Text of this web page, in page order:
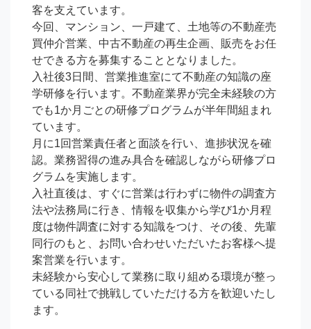
客を支えています。
今回、マンション、一戸建て、土地等の不動産売
買仲介営業、中古不動産の再生企画、販売をお任
せできる方を募集することとなりました。
入社後3日間、営業推進室にて不動産の知識の座
学研修を行います。不動産業界が完全未経験の方
でも1か月ごとの研修プログラムが半年間組まれ
ています。
月に1回営業責任者と面談を行い、進捗状況を確
認。業務習得の進み具合を確認しながら研修プロ
グラムを実施します。
入社直後は、すぐに営業は行わずに物件の調査方
法や法務局に行き、情報を収集から学び1か月程
度は物件調査に対する知識をつけ、その後、先輩
同行のもと、お問い合わせいただいたお客様へ提
案営業を行います。
未経験から安心して業務に取り組める環境が整っ
ている同社で挑戦していただける方を歓迎いたし
ます。